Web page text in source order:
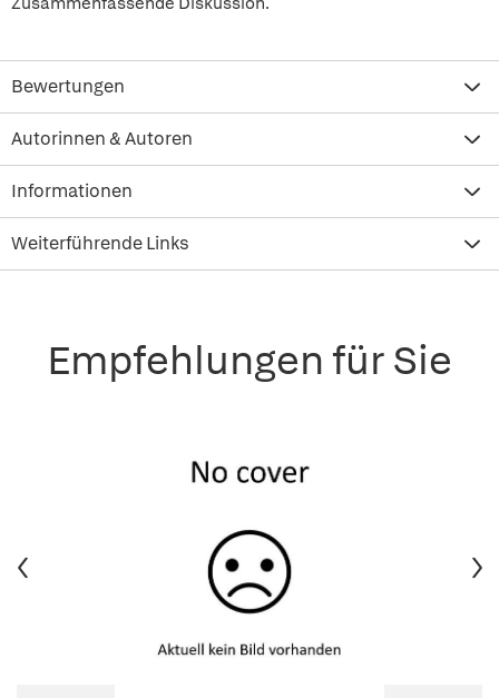
Bewertungen
Autorinnen & Autoren
Informationen
Weiterführende Links
Empfehlungen für Sie